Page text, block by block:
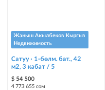
Жаныш Акылбеков Кыргыз
Недвижимость
Сатуу · 1-бөлм. бат., 42
м2, 3 кабат / 5
$ 54 500
4 773 655 сом